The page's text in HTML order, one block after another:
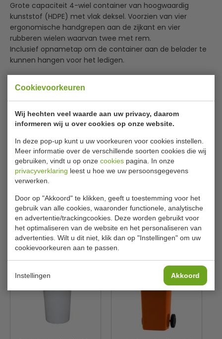
Cookievoorkeuren
Wij hechten veel waarde aan uw privacy, daarom
informeren wij u over cookies op onze website.
In deze pop-up kunt u uw voorkeuren voor cookies instellen.
Meer informatie over de verschillende soorten cookies die wij
gebruiken, vindt u op onze cookies pagina. In onze
privacyverklaring leest u hoe we uw persoonsgegevens
verwerken.
Door op "Akkoord" te klikken, geeft u toestemming voor het
gebruik van alle cookies, waaronder functionele, analytische
en advertentie/trackingcookies. Deze worden gebruikt voor
het optimaliseren van de website en het personaliseren van
advertenties. Wilt u dit niet, klik dan op "Instellingen" om uw
cookievoorkeuren aan te passen.
Instellingen Akkoord
Grote capaciteit 4-wiel container van hoogwaardig
kunststof (HDPE) met vlak deksel. Voorzien van vier
ergonomische handgrepen aan de zijkant en vier
rubberen wielen waarvan twee met rem.
Inclusief opnametap om de container aan de belader te
kunnen hangen voor het ledigen.
Model
VB 719068
Bestelnummer
31718986
B x L x H
1073 x 1254 x 1354 mm
Inhoud
1100 liter
Kleur
Geel
Gewicht
49 kilo
Is dit iets voor jou?